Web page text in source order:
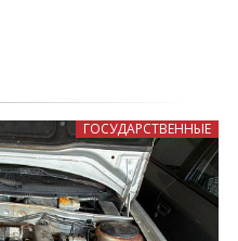
ГОСУДАРСТВЕННЫЕ